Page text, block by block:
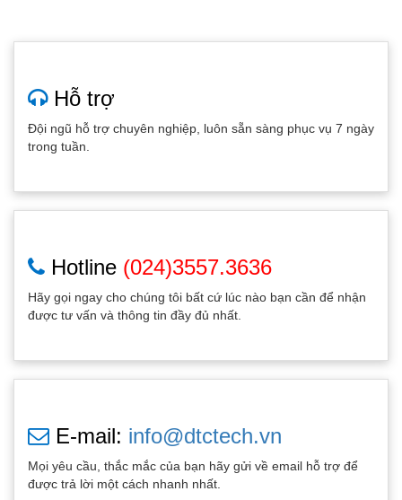
Hỗ trợ
Đội ngũ hỗ trợ chuyên nghiệp, luôn sẵn sàng phục vụ 7 ngày
trong tuần.
Hotline (024)3557.3636
Hãy gọi ngay cho chúng tôi bất cứ lúc nào bạn cần để nhận
được tư vấn và thông tin đầy đủ nhất.
E-mail: info@dtctech.vn
Mọi yêu cầu, thắc mắc của bạn hãy gửi về email hỗ trợ để
được trả lời một cách nhanh nhất.